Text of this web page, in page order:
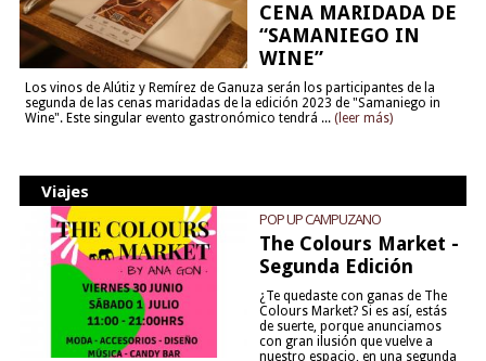
CENA MARIDADA DE
“SAMANIEGO IN
WINE”
Los vinos de Alútiz y Remírez de Ganuza serán los participantes de la
segunda de las cenas maridadas de la edición 2023 de "Samaniego in
Wine". Este singular evento gastronómico tendrá ... (leer más)
Viajes
POP UP CAMPUZANO
The Colours Market -
Segunda Edición
¿Te quedaste con ganas de The
Colours Market? Si es así, estás
de suerte, porque anunciamos
con gran ilusión que vuelve a
nuestro espacio, en una segunda